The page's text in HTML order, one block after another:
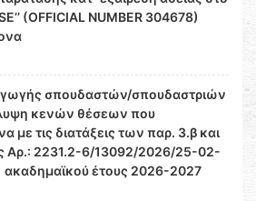
(OFFICIAL NUMBER 304678)
σπουδαστών/σπουδαστριών
κενών θέσεων που
τις διατάξεις των παρ. 3.β και
Αρ.: 2231.2-6/13092/2026/25-02-
ακαδημαϊκού έτους 2026-2027